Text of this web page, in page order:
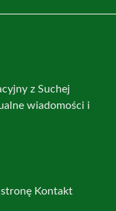
z Suchej
wiadomości i
Kontakt